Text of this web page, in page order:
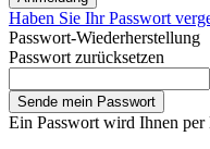
Haben Sie Ihr Passwort
Passwort-Wiederherstellung
Passwort zurücksetzen
Ein Passwort wird Ihnen per